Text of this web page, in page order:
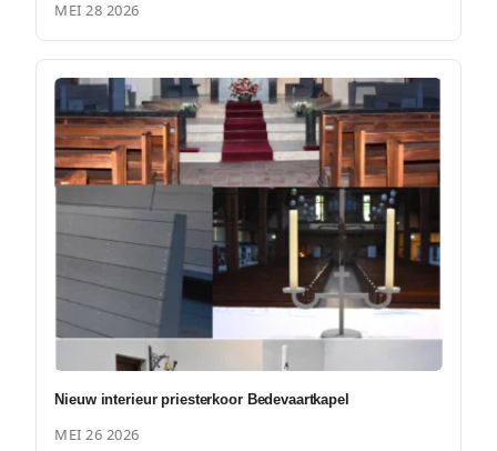
MEI 28 2026
Nieuw interieur priesterkoor Bedevaartkapel
MEI 26 2026